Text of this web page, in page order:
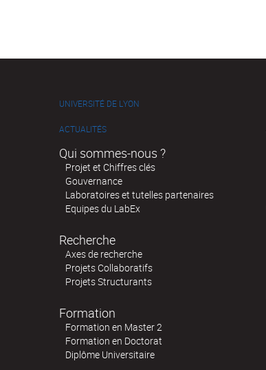
UNIVERSITÉ DE LYON
ACTUALITÉS
Qui sommes-nous ?
Projet et Chiffres clés
Gouvernance
Laboratoires et tutelles partenaires
Equipes du LabEx
Recherche
Axes de recherche
Projets Collaboratifs
Projets Structurants
Formation
Formation en Master 2
Formation en Doctorat
Diplôme Universitaire